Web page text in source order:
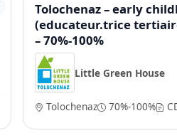
Tolochenaz – early
(educateur.trice
– 70%-100%
Little Green House
Tolochenaz 70%-100%